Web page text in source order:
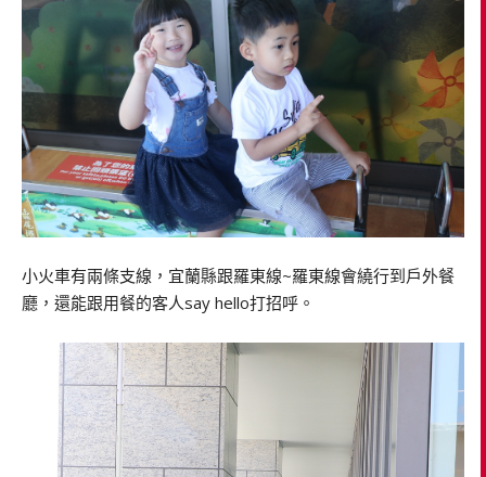
小火車有兩條支線，宜蘭縣跟羅東線~羅東線會繞行到戶外餐
廳，還能跟用餐的客人say hello打招呼。